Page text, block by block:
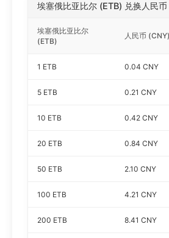
埃塞俄比亚比尔 (ETB) 兑换人民
埃塞俄比亚比尔
(ETB)
人民币 (CNY)
1 ETB 0.04 CNY
5 ETB 0.21 CNY
10 ETB 0.42 CNY
20 ETB 0.84 CNY
50 ETB 2.10 CNY
100 ETB 4.21 CNY
200 ETB 8.41 CNY